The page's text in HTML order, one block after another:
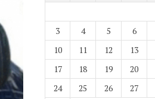
3
4 5 6
10
11 12 13
17
18 19 20
24
25 26 27